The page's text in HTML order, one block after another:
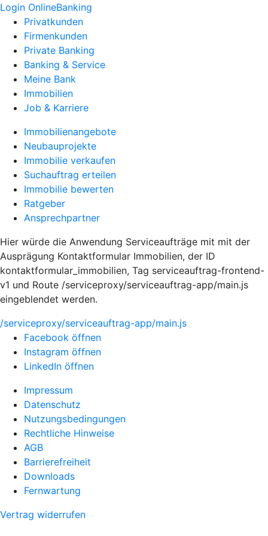
Login OnlineBanking
Privatkunden
Firmenkunden
Private Banking
Banking & Service
Meine Bank
Immobilien
Job & Karriere
Immobilienangebote
Neubauprojekte
Immobilie verkaufen
Suchauftrag erteilen
Immobilie bewerten
Ratgeber
Ansprechpartner
Hier würde die Anwendung Serviceaufträge mit mit der
Ausprägung Kontaktformular Immobilien, der ID
kontaktformular_immobilien, Tag serviceauftrag-frontend-
v1 und Route /serviceproxy/serviceauftrag-app/main.js
eingeblendet werden.
/serviceproxy/serviceauftrag-app/main.js
Facebook öffnen
Instagram öffnen
LinkedIn öffnen
Impressum
Datenschutz
Nutzungsbedingungen
Rechtliche Hinweise
AGB
Barrierefreiheit
Downloads
Fernwartung
Vertrag widerrufen